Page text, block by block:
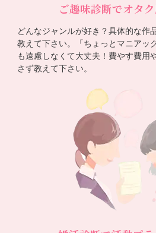
ご趣味診断でオタ
どんなジャンルが好き？具体的な作
教えて下さい。「ちょっとマニアッ
も遠慮しなくて大丈夫！費やす費用
さず教えて下さい。